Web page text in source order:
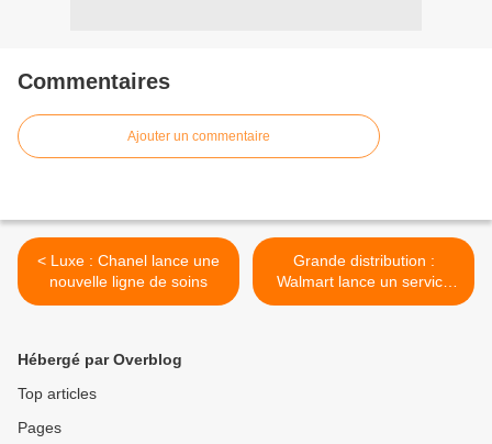
Commentaires
Ajouter un commentaire
< Luxe : Chanel lance une
nouvelle ligne de soins
Grande distribution :
Walmart lance un service
de livraison innovant aux
Hébergé par Overblog
Top articles
Pages